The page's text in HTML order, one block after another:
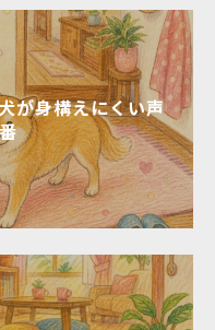
が身構えにくい声